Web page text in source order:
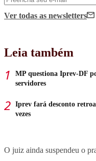
Ver todas as newsletters
Leia também
MP questiona Iprev-DF
servidores
Iprev fará desconto
vezes
O juiz ainda suspendeu o